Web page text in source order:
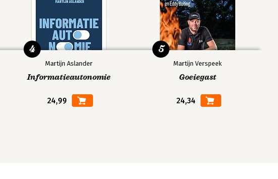
Martijn Aslander
Informatieautonomie
24,99
4
Martijn Verspeek
Goeiegast
24,34
5